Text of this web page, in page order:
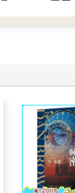
雖然這個想法有
上去好像不是
讓Pam 盛裝打
，卻被她巧妙躲
漫著尷尬，兩人
地開口，語氣和
知道要怎麼相處
可以在那裡跳舞